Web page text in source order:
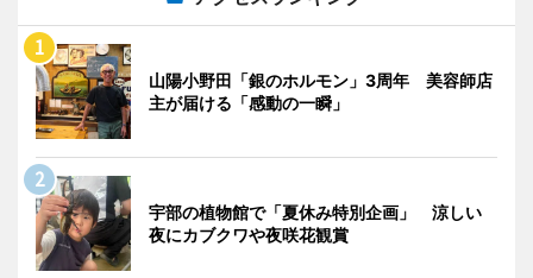
山陽小野田「銀のホルモン」3周年 美容師店
主が届ける「感動の一瞬」
宇部の植物館で「夏休み特別企画」 涼しい
夜にカブクワや夜咲花観賞